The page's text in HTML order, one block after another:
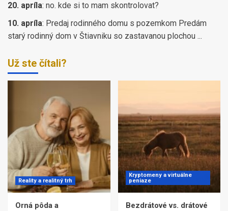
20. apríla: no. kde si to mam skontrolovat?
10. apríla: Predaj rodinného domu s pozemkom Predám
starý rodinný dom v Štiavniku so zastavanou plochou ...
Už ste čítali?
Reality a realitný trh
Orná pôda a
Kryptomeny a virtuálne
peniaze
Bezdrátové vs. drátové